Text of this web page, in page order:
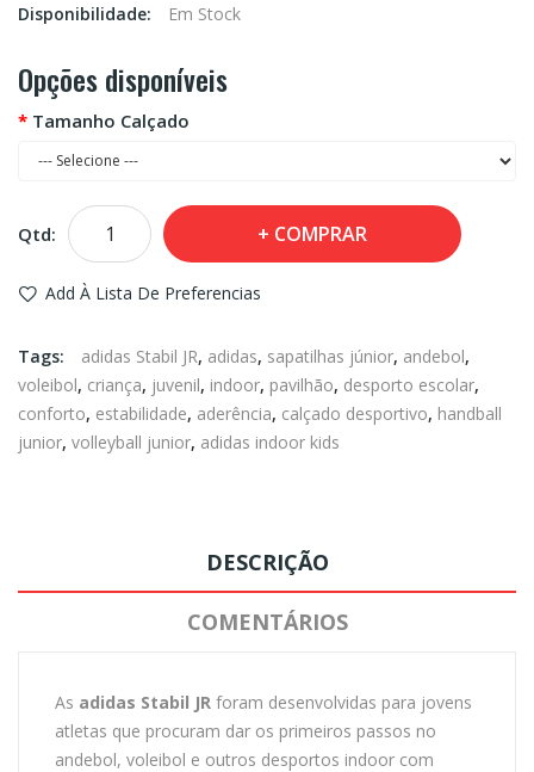
Disponibilidade:
Em Stock
Opções disponíveis
Tamanho Calçado
Qtd: COMPRAR
Add À Lista De Preferencias
Tags: adidas Stabil JR, adidas, sapatilhas júnior, andebol,
voleibol, criança, juvenil, indoor, pavilhão, desporto escolar,
conforto, estabilidade, aderência, calçado desportivo, handball
junior, volleyball junior, adidas indoor kids
DESCRIÇÃO
COMENTÁRIOS
As adidas Stabil JR foram desenvolvidas para jovens
atletas que procuram dar os primeiros passos no
andebol, voleibol e outros desportos indoor com